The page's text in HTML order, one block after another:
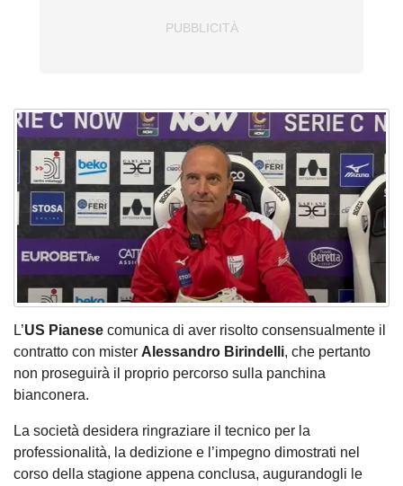
L’US Pianese comunica di aver risolto consensualmente il
contratto con mister Alessandro Birindelli, che pertanto
non proseguirà il proprio percorso sulla panchina
bianconera.
La società desidera ringraziare il tecnico per la
professionalità, la dedizione e l’impegno dimostrati nel
corso della stagione appena conclusa, augurandogli le